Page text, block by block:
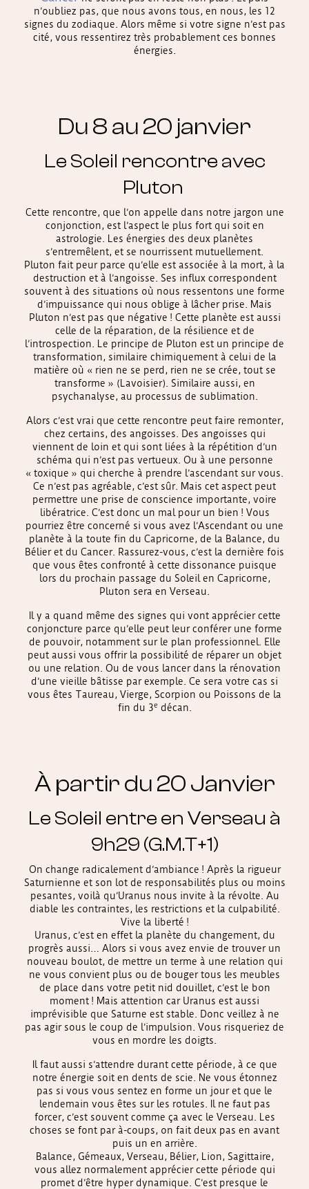
n’oubliez pas, que nous avons tous, en nous, les 12
signes du zodiaque. Alors même si votre signe n’est pas
cité, vous ressentirez très probablement ces bonnes
énergies.
Du 8 au 20 janvier
Le Soleil rencontre avec
Pluton
Cette rencontre, que l’on appelle dans notre jargon une
conjonction, est l’aspect le plus fort qui soit en
astrologie. Les énergies des deux planètes
s’entremêlent, et se nourrissent mutuellement.
Pluton fait peur parce qu’elle est associée à la mort, à la
destruction et à l’angoisse. Ses influx correspondent
souvent à des situations où nous ressentons une forme
d’impuissance qui nous oblige à lâcher prise. Mais
Pluton n’est pas que négative ! Cette planète est aussi
celle de la réparation, de la résilience et de
l’introspection. Le principe de Pluton est un principe de
transformation, similaire chimiquement à celui de la
matière où « rien ne se perd, rien ne se crée, tout se
transforme » (Lavoisier). Similaire aussi, en
psychanalyse, au processus de sublimation.
Alors c’est vrai que cette rencontre peut faire remonter,
chez certains, des angoisses. Des angoisses qui
viennent de loin et qui sont liées à la répétition d’un
schéma qui n’est pas vertueux. Ou à une personne
« toxique » qui cherche à prendre l’ascendant sur vous.
Ce n’est pas agréable, c’est sûr. Mais cet aspect peut
permettre une prise de conscience importante, voire
libératrice. C’est donc un mal pour un bien ! Vous
pourriez être concerné si vous avez l’Ascendant ou une
planète à la toute fin du Capricorne, de la Balance, du
Bélier et du Cancer. Rassurez-vous, c’est la dernière fois
que vous êtes confronté à cette dissonance puisque
lors du prochain passage du Soleil en Capricorne,
Pluton sera en Verseau.
Il y a quand même des signes qui vont apprécier cette
conjoncture parce qu’elle peut leur conférer une forme
de pouvoir, notamment sur le plan professionnel. Elle
peut aussi vous offrir la possibilité de réparer un objet
ou une relation. Ou de vous lancer dans la rénovation
d’une vieille bâtisse par exemple. Ce sera votre cas si
vous êtes Taureau, Vierge, Scorpion ou Poissons de la
fin du 3edécan.
À partir du 20 Janvier
Le Soleil entre en Verseau à
9h29 (G.M.T+1)
On change radicalement d’ambiance ! Après la rigueur
Saturnienne et son lot de responsabilités plus ou moins
pesantes, voilà qu’Uranus nous invite à la révolte. Au
diable les contraintes, les restrictions et la culpabilité.
Vive la liberté !
Uranus, c’est en effet la planète du changement, du
progrès aussi… Alors si vous avez envie de trouver un
nouveau boulot, de mettre un terme à une relation qui
ne vous convient plus ou de bouger tous les meubles
de place dans votre petit nid douillet, c’est le bon
moment ! Mais attention car Uranus est aussi
imprévisible que Saturne est stable. Donc veillez à ne
pas agir sous le coup de l’impulsion. Vous risqueriez de
vous en mordre les doigts.
Il faut aussi s’attendre durant cette période, à ce que
notre énergie soit en dents de scie. Ne vous étonnez
pas si vous vous sentez en forme un jour et que le
lendemain vous êtes sur les rotules. Il ne faut pas
forcer, c’est souvent comme ça avec le Verseau. Les
choses se font par à-coups, on fait deux pas en avant
puis un en arrière.
Balance, Gémeaux, Verseau, Bélier, Lion, Sagittaire,
vous allez normalement apprécier cette période qui
promet d’être hyper dynamique. C’est presque le